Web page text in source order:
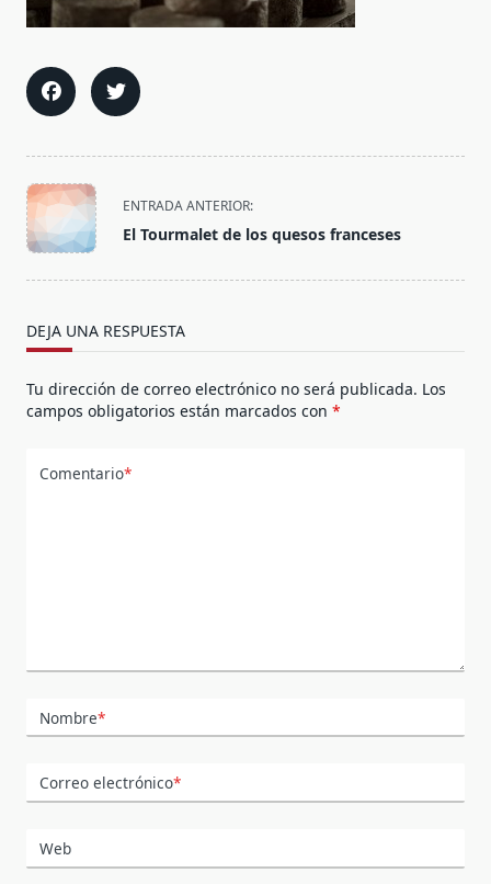
<span
class="nav-
subtitle
screen-
text">Página</span>
ENTRADA ANTERIOR:
El Tourmalet de los quesos franceses
DEJA UNA RESPUESTA
Tu dirección de correo electrónico no será publicada. Los
campos obligatorios están marcados con *
Comentario*
Nombre*
Correo electrónico*
Web